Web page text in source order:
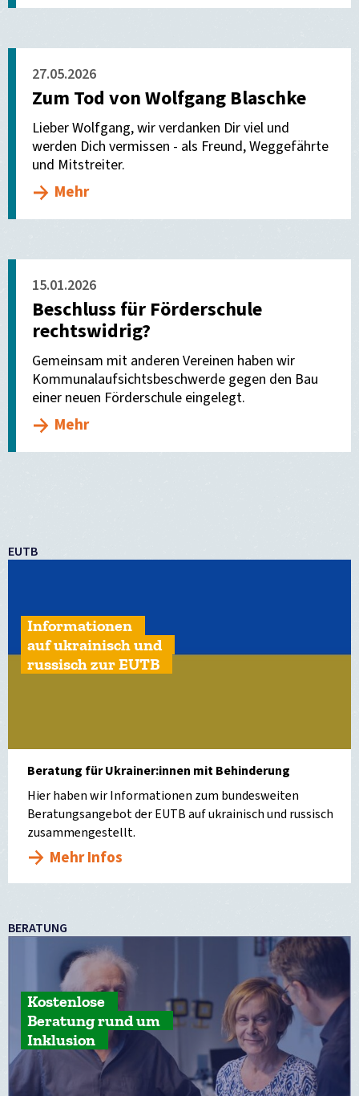
27.05.2026
Zum Tod von Wolfgang Blaschke
Lieber Wolfgang, wir verdanken Dir viel und
werden Dich vermissen - als Freund, Weggefährte
und Mitstreiter.
Mehr
15.01.2026
Beschluss für Förderschule
rechtswidrig?
Gemeinsam mit anderen Vereinen haben wir
Kommunalaufsichtsbeschwerde gegen den Bau
einer neuen Förderschule eingelegt.
Mehr
EUTB
Informationen
auf ukrainisch und
russisch zur EUTB
Beratung für Ukrainer:innen mit Behinderung
Hier haben wir Informationen zum bundesweiten
Beratungsangebot der EUTB auf ukrainisch und russisch
zusammengestellt.
Mehr Infos
BERATUNG
Kostenlose
Beratung rund um
Inklusion